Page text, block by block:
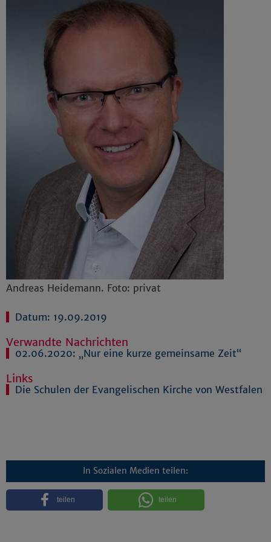
Andreas Heidemann. Foto: privat
Datum: 19.09.2019
Verwandte Nachrichten
02.06.2020: „Nur eine kurze gemeinsame Zeit“
Links
Die Schulen der Evangelischen Kirche von Westfalen
In Sozialen Medien teilen:
teilen teilen